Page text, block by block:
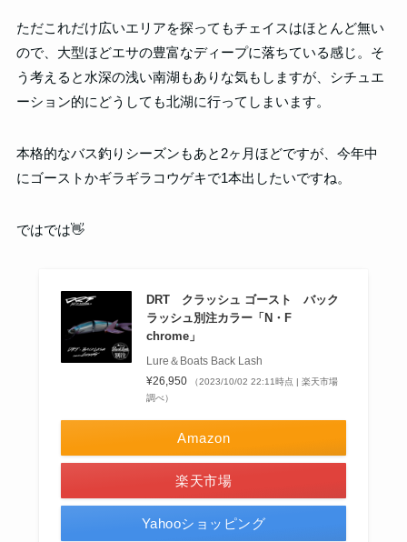
ただこれだけ広いエリアを探ってもチェイスはほとんど無い
ので、大型ほどエサの豊富なディープに落ちている感じ。そ
う考えると水深の浅い南湖もありな気もしますが、シチュエ
ーション的にどうしても北湖に行ってしまいます。
本格的なバス釣りシーズンもあと2ヶ月ほどですが、今年中
にゴーストかギラギラコウゲキで1本出したいですね。
ではでは👋
DRT クラッシュ ゴースト バック
ラッシュ別注カラー「N・F
chrome」
Lure＆Boats Back Lash
¥26,950
（2023/10/02 22:11時点 | 楽天市場
調べ）
Amazon
楽天市場
Yahooショッピング